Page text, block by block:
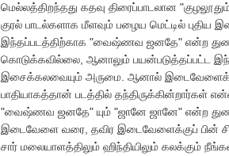
மெல்லத்திறந்தது கதவு திரைப்பாடலான
குரல் பாடல்களாக மீளவும் பழைய மெட்டில்
இந்தப்படத்திற்காக "வைஷ்ணவ ஜனதே" என்ற
கொடுக்கவில்லை, ஆனாலும் பயன்படுத்தப்பட்ட
இசைக்கலவையும் அருமை. ஆனால்
பாதியாகத்தான் படத்தில் தந்திருக்கின்றார்கள்
"வைஷ்ணவ ஜனதே" யும் "ஜானே ஜானே" என்ற
இடைவேளை வரை, தவிர இடைவேளைக்குப் பின்
சார் மலையாளத்திலும் ஹிந்தியிலும் கலக்கும்